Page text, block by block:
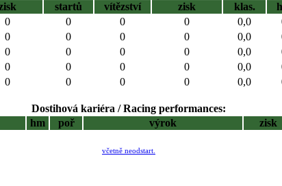
startů vítězství zisk klas.
0 0 0 0 0,0
0 0 0 0 0,0
0 0 0 0 0,0
0 0 0 0 0,0
0 0 0 0 0,0
Dostihová kariéra / Racing performances:
hm poř výrok zisk
včetně neodstart.